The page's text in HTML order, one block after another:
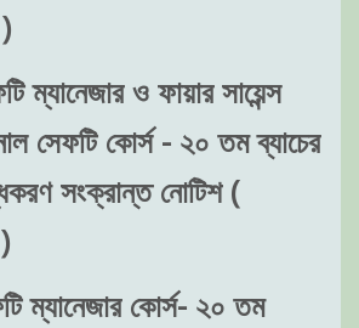
ম্যানেজার ও ফায়ার সায়েন্স
সেফটি কোর্স - ২০ তম ব্যাচের
সংক্রান্ত নোটিশ (
ম্যানেজার কোর্স- ২০ তম